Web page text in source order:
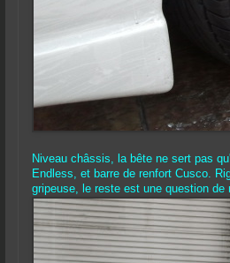
Niveau châssis, la bête ne sert pas
Endless, et barre de renfort Cusco.
gripeuse, le reste est une question de